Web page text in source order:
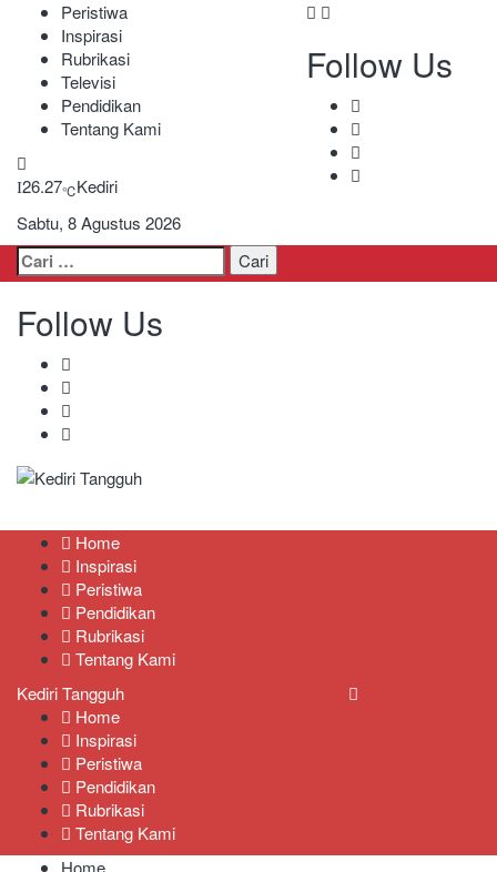
Peristiwa
Inspirasi
Rubrikasi
Televisi
Pendidikan
Tentang Kami
26.27℃Kediri
Sabtu, 8 Agustus 2026
Follow Us
Cari
untuk:
Follow Us
Home
Inspirasi
Peristiwa
Pendidikan
Rubrikasi
Tentang Kami
Kediri Tangguh
Home
Inspirasi
Peristiwa
Pendidikan
Rubrikasi
Tentang Kami
Home